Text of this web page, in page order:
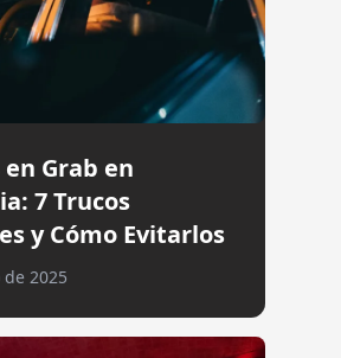
Grab en
7 Trucos
y Cómo Evitarlos
2025